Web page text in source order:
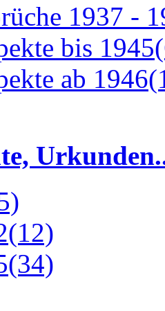
1937 -
bis 1945
ab 1946
(12)
(34)